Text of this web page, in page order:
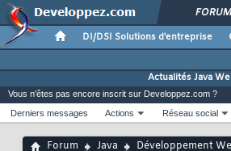
DI/DSI Solutions d'entreprise
Actualités Java
Vous n'êtes pas encore inscrit sur Developpez.com ?
Derniers messages
Actions Réseau social
Forum Java Développement